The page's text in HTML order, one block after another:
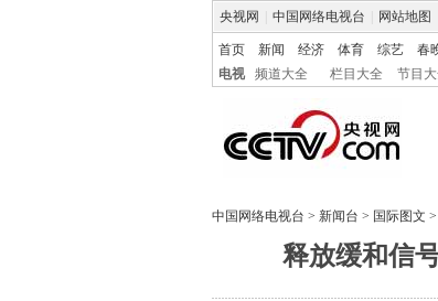
央视网 中国网络电视台 网站地图
首页 新闻 经济 体育 综艺 春
电视
频道大全 栏目大全 节目
中国网络电视台 > 新闻台 > 国际图文 >
释放缓和信